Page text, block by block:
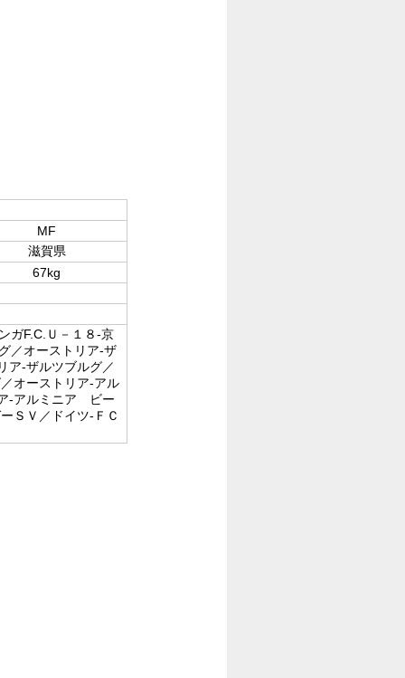
MF
滋賀県
67kg
ガF.C.Ｕ－１８-京
／オーストリア-ザ
ア-ザルツブルグ／
オーストリア-アル
-アルミニア ビー
ＳＶ／ドイツ-ＦＣ